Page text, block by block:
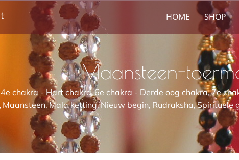
HOME SHOP
Maansteen-
4e chakra - Hart chakra 6e chakra - Derde oog chakra 7e
Maansteen Mala ketting Nieuw begin Rudraksha Spirituele